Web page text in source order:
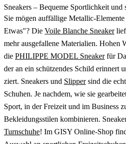
Sneakers – Bequeme Sportlichkeit und
Sie mögen auffällige Metallic-
Etwas"? Die Voile Blanche Sneaker
mehr ausgefallene Materialien. Hohen
die PHILIPPE MODEL Sneakerfür
der an ein schützendes Schild erinnert
ziert. Sneakers und Slippersind die
Schuhen. Je nachdem, wie sie
Sport, in der Freizeit und im Business
Bekleidungsstilen kombinieren.
Turnschuhe! Im GISY Online-Shop